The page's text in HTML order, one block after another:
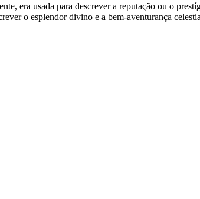
era usada para descrever a reputação ou o
o esplendor divino e a bem-aventurança